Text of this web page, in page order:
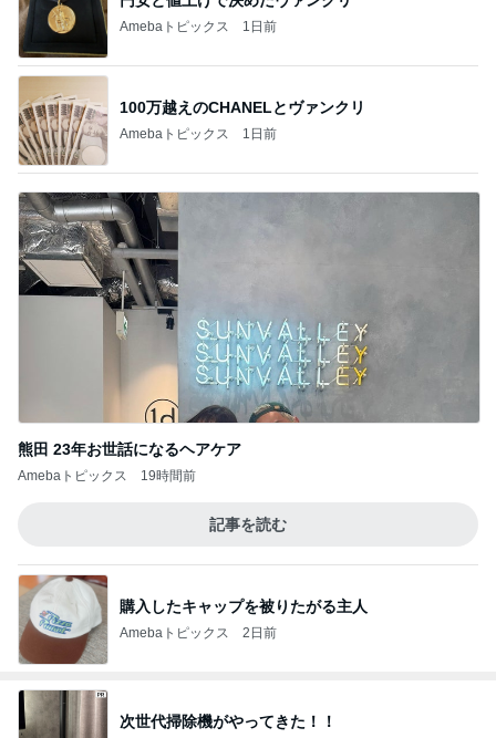
Amebaトピックス 1日前
100万越えのCHANELとヴァンクリ
Amebaトピックス 1日前
熊田 23年お世話になるヘアケア
Amebaトピックス 19時間前
記事を読む
購入したキャップを被りたがる主人
Amebaトピックス 2日前
次世代掃除機がやってきた！！